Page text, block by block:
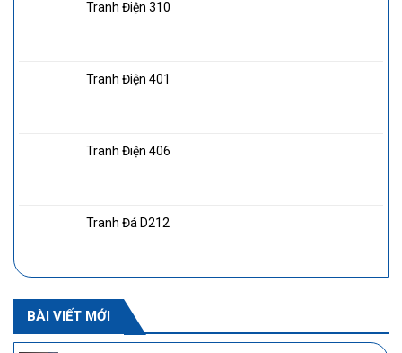
Tranh Điện 310
Tranh Điện 401
Tranh Điện 406
Tranh Đá D212
BÀI VIẾT MỚI